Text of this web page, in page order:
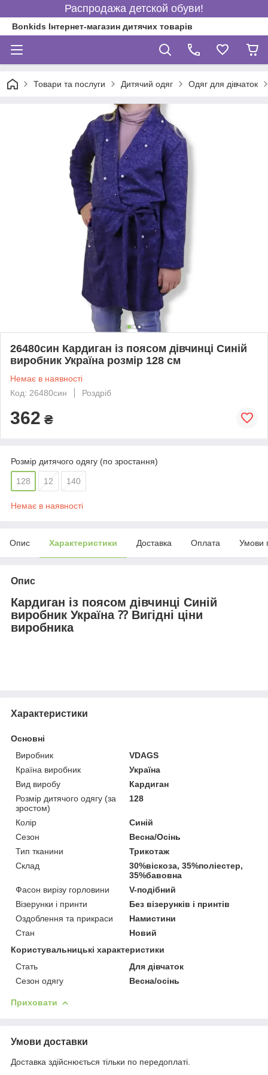
Распродажа детской обуви!
Bonkids Інтернет-магазин дитячих товарів
Товари та послуги Дитячий одяг Одяг для дівчаток
26480син Кардиган із поясом дівчинці Синій
виробник Україна розмір 128 см
Немає в наявності
Код: 26480син
Роздріб
362 ₴
Розмір дитячого одягу (по зростання)
128 12 140
Немає в наявності
Опис Характеристики Доставка Оплата Умови
Опис
Кардиган із поясом дівчинці Синій
виробник Україна ⁇ Вигідні ціни
виробника
Характеристики
Основні
Виробник
VDAGS
Країна виробник
Україна
Вид виробу
Кардиган
Розмір дитячого одягу (за
зростом)
128
Колір
Синій
Сезон
Весна/Осінь
Тип тканини
Трикотаж
Склад
30%віскоза, 35%поліестер,
35%бавовна
Фасон вирізу горловини
V-подібний
Візерунки і принти
Без візерунків і принтів
Оздоблення та прикраси
Намистини
Стан
Новий
Користувальницькі характеристики
Стать
Для дівчаток
Сезон одягу
Весна/осінь
Приховати
Умови доставки
Доставка здійснюється тільки по передоплаті.